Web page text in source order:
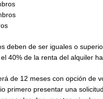
deben de ser iguales o
40% de la renta del alquiler
de 12 meses con opción de
primero presentar una